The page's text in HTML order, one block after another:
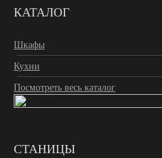
КАТАЛОГ
Шкафы
Кухни
Посмотреть весь каталог
СТАНИЦЫ